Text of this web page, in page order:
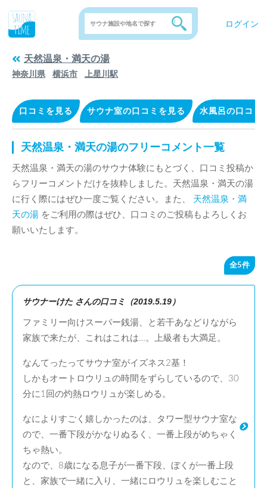
ログイン
天然温泉・満天の湯
神奈川県 横浜市 上星川駅
口コミを見る サウナ室の口コミを見る 水風呂の口コミ
天然温泉・満天の湯のフリーコメント一覧
天然温泉・満天の湯のサウナ体験にもとづく、口コミ投稿か
らフリーコメントだけを抜粋しました。天然温泉・満天の湯
に行く際にはぜひ一度ご覧ください。また、 天然温泉・満
天の湯 をご利用の際はぜひ、口コミのご投稿もよろしくお
願いいたします。
全5件
サウナーけた さんの口コミ（2019.5.19）
ファミリー向けスーパー銭湯、と若干あなどりながら
家族で来たが、これはこれは…。上級者も大満足。
なんてったってサウナ室がイズネス2基！
しかもオートロウリュの時間をずらしているので、30
分に1回の灼熱ロウリュが楽しめる。
なによりすごく嬉しかったのは、タワー型サウナ室な
ので、一番下段がかなりぬるく、一番上段がめちゃく
ちゃ熱い。
なので、8歳になる息子が一番下段、ぼくが一番上段
と、家族で一緒に入り、一緒にロウリュを楽しむこと